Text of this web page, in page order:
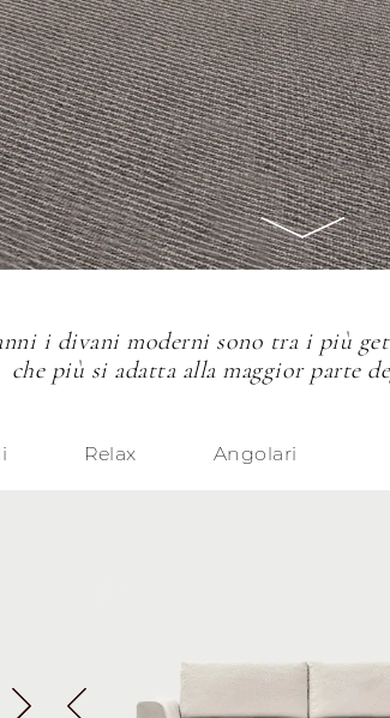
i divani moderni sono tra i più
che più si adatta alla maggior parte
Relax Angolari